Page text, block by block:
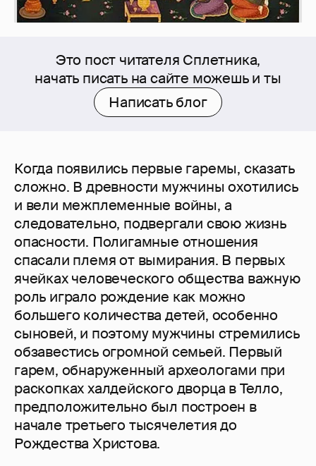
Это пост читателя Сплетника,
начать писать на сайте можешь и ты
Написать блог
Когда появились первые гаремы, сказать
сложно. В древности мужчины охотились
и вели межплеменные войны, а
следовательно, подвергали свою жизнь
опасности. Полигамные отношения
спасали племя от вымирания. В первых
ячейках человеческого общества важную
роль играло рождение как можно
большего количества детей, особенно
сыновей, и поэтому мужчины стремились
обзавестись огромной семьей. Первый
гарем, обнаруженный археологами при
раскопках халдейского дворца в Телло,
предположительно был построен в
начале третьего тысячелетия до
Рождества Христова.